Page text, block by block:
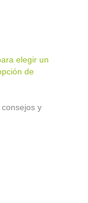
elegir un
de
y